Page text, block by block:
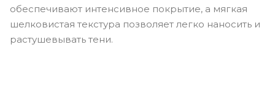
обеспечивают интенсивное покрытие, а мягкая
шелковистая текстура позволяет легко наносить и
растушевывать тени.